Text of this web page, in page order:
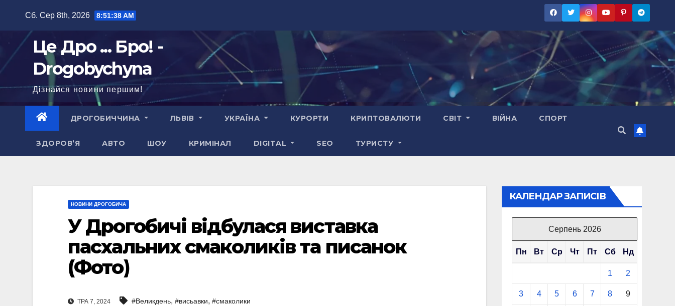
Сб. Сер 8th, 2026 8:51:40 AM
Це Дро ... Бро! -
Drogobychyna
Дізнайся новини першим!
ДРОГОБИЧЧИНА ЛЬВІВ УКРАЇНА КУРОРТИ КРИПТОВАЛЮТИ СВІТ ВІЙНА СПОРТ
ЗДОРОВ’Я АВТО ШОУ КРИМІНАЛ DIGITAL SEO ТУРИСТУ
НОВИНИ ДРОГОБИЧА
У Дрогобичі відбулася виставка
пасхальних смаколиків та писанок
(Фото)
ТРА 7, 2024 #Великдень, #висьавки, #смаколики
КАЛЕНДАР ЗАПИСІВ
Серпень 2026
Пн Вт Ср Чт Пт Сб Нд
1 2
3 4 5 6 7 8 9